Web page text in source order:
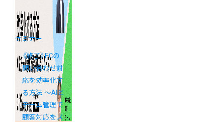
セミナー
《終了》ECの
問い合わせ対
応を効率化す
る方法 ～AIと
チーム管理で
顧客対応をス